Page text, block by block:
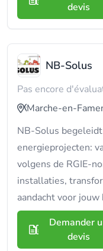
devis
NB-Solus
Pas encore
Marche-en-
NB-Solus
energieprojecten:
volgens de RGIE-
installaties,
aandacht voor
Demander
devis